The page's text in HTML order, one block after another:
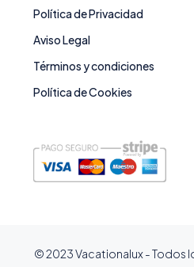
Política de Privacidad
Aviso Legal
Términos y condiciones
Política de Cookies
© 2023 Vacationalux - Todos